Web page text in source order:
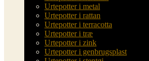
Urtepotter i metal
Urtepotter i rattan
Urtepotter i terracotta
Urtepotter i træ
Urtepotter i zink
Urtepotter i genbrugsplast